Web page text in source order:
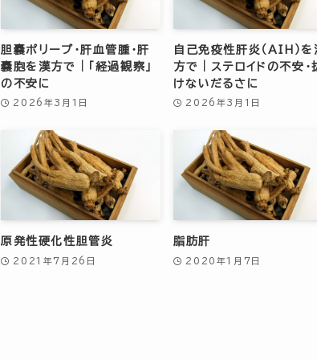
胆嚢ポリープ・肝血管腫・肝
嚢胞を漢方で｜「経過観察」
の不安に
2026年3月1日
自己免疫性肝炎（AIH）を
方で｜ステロイドの不安・
けないだるさに
2026年3月1日
原発性硬化性胆管炎
2021年7月26日
脂肪肝
2020年1月7日